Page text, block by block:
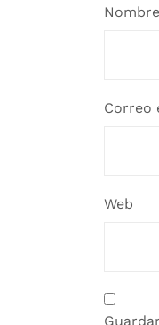
Nombre
Correo
Web